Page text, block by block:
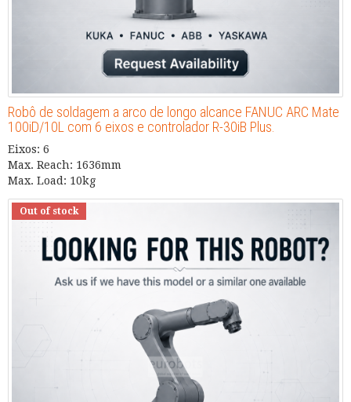
Robô de soldagem a arco de longo alcance FANUC ARC Mate
100iD/10L com 6 eixos e controlador R-30iB Plus.
Eixos: 6
Max. Reach: 1636mm
Max. Load: 10kg
Out of stock